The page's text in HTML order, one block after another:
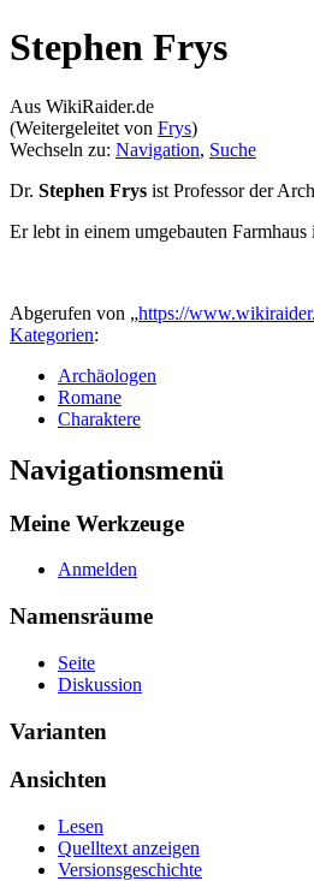
Stephen Frys
Aus WikiRaider.de
(Weitergeleitet von Frys)
Wechseln zu: Navigation, Suche
Dr. Stephen Frys ist Professor der
Er lebt in einem umgebauten Farmhaus
Abgerufen von „https://
Kategorien:
Archäologen
Romane
Charaktere
Navigationsmenü
Meine Werkzeuge
Anmelden
Namensräume
Seite
Diskussion
Varianten
Ansichten
Lesen
Quelltext anzeigen
Versionsgeschichte